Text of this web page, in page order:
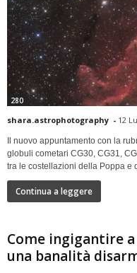
280
shara.astrophotography - 12
Il nuovo appuntamento con la
globuli cometari CG30, CG31,
tra le costellazioni della Poppa e
Continua a leggere
Come ingigantire
una banalità